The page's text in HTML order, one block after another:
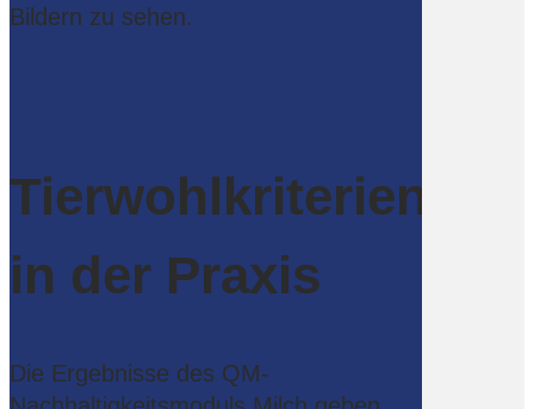
Bildern zu sehen.
Tierwohlkriterien
in der Praxis
Die Ergebnisse des QM-